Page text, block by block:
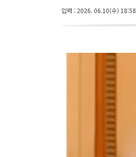
입력 : 2026. 06.10(수) 18:58